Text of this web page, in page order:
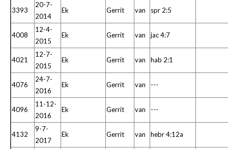
3393
20-7-
2014
Ek Gerrit van spr 2:5
4008
12-4-
2015
Ek Gerrit van jac 4:7
4021
12-7-
2015
Ek Gerrit van hab 2:1
4076
24-7-
2016
Ek Gerrit van ---
4096
11-12-
2016
Ek Gerrit van ---
4132
9-7-
2017
Ek Gerrit van hebr 4:12a